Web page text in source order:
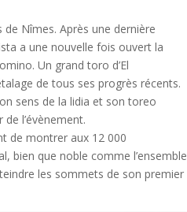
Nîmes. Après une dernière
a une nouvelle fois ouvert la
Un grand toro d’El
de tous ses progrès récents.
sens de la lidia et son toreo
l’évènement.
de montrer aux 12 000
bien que noble comme l’ensemble
les sommets de son premier